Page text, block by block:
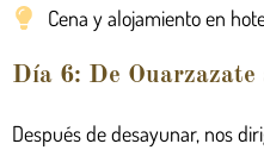
Cena y alojamiento en
Día 6: De
Después de desayunar, nos